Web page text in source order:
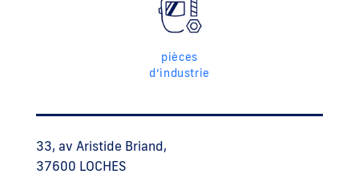
pièces
d’industrie
33, av Aristide Briand,
37600 LOCHES